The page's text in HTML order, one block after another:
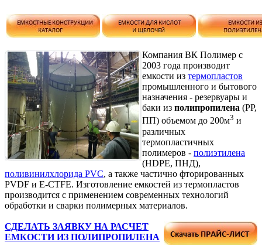
Компания ВК Полимер с
2003 года производит
емкости изтермопластов
промышленного и бытового
назначения - резервуары и
баки изполипропилена (PP,
ПП) объемом до 200м3 и
различных
термопластичных
полимеров -полиэтилена
(HDPE, ПНД),
поливинилхлорида PVC, а также частично фторированных
PVDF и E-CTFE. Изготовление емкостей из термопластов
производится с применением современных технологий
обработки и сварки полимерных материалов.
СДЕЛАТЬ ЗАЯВКУ НА РАСЧЕТ
ЕМКОСТИ ИЗ ПОЛИПРОПИЛЕНА